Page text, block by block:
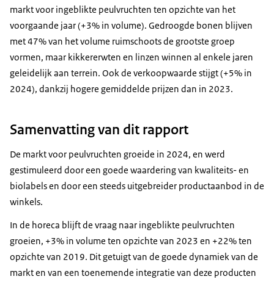
markt voor ingeblikte peulvruchten ten opzichte van het
voorgaande jaar (+3% in volume). Gedroogde bonen blijven
met 47% van het volume ruimschoots de grootste groep
vormen, maar kikkererwten en linzen winnen al enkele jaren
geleidelijk aan terrein. Ook de verkoopwaarde stijgt (+5% in
2024), dankzij hogere gemiddelde prijzen dan in 2023.
Samenvatting van dit rapport
De markt voor peulvruchten groeide in 2024, en werd
gestimuleerd door een goede waardering van kwaliteits- en
biolabels en door een steeds uitgebreider productaanbod in de
winkels.
In de horeca blijft de vraag naar ingeblikte peulvruchten
groeien, +3% in volume ten opzichte van 2023 en +22% ten
opzichte van 2019. Dit getuigt van de goede dynamiek van de
markt en van een toenemende integratie van deze producten